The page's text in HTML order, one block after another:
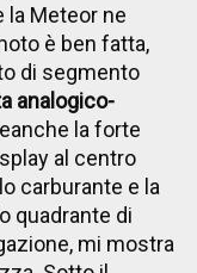
la Meteor ne
è ben fatta,
di segmento
analogico-
la forte
al centro
carburante e la
quadrante di
mi mostra